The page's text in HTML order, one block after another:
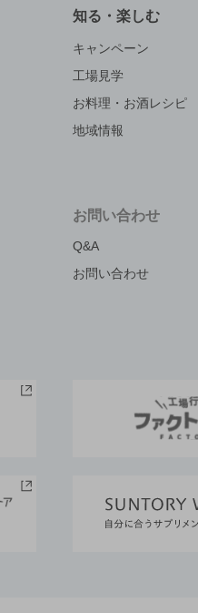
知る・楽しむ
キャンペーン
工場見学
お料理・お酒レシピ
地域情報
お問い合わせ
Q&A
お問い合わせ